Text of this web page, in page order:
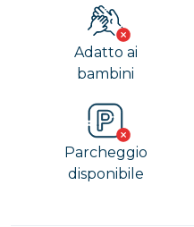
Adatto ai
bambini
Parcheggio
disponibile